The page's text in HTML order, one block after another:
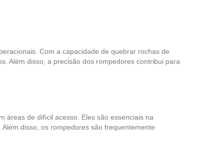
Com a capacidade de quebrar rochas de
Além disso, a precisão dos rompedores contribui para
áreas de difícil acesso. Eles são essenciais na
disso, os rompedores são frequentemente